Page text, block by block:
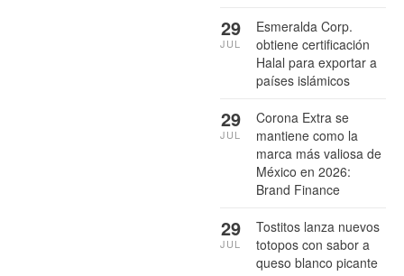
Esmeralda Corp.
obtiene certificación
Halal para exportar a
países islámicos
29
JUL
Corona Extra se
mantiene como la
marca más valiosa de
México en 2026:
Brand Finance
29
JUL
Tostitos lanza nuevos
totopos con sabor a
queso blanco picante
29
JUL